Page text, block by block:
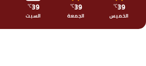
39
℃
الخميس
39
℃
الجمعة
39
℃
السبت